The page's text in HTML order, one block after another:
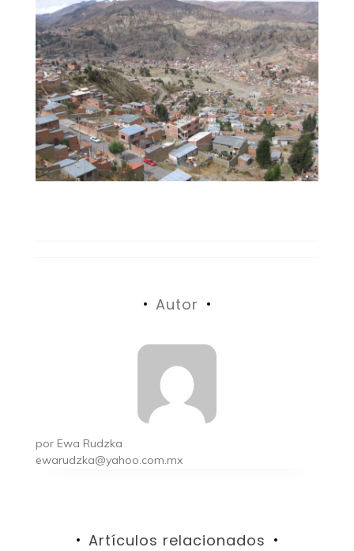
Autor
por Ewa Rudzka
ewarudzka@yahoo.com.mx
Artículos relacionados